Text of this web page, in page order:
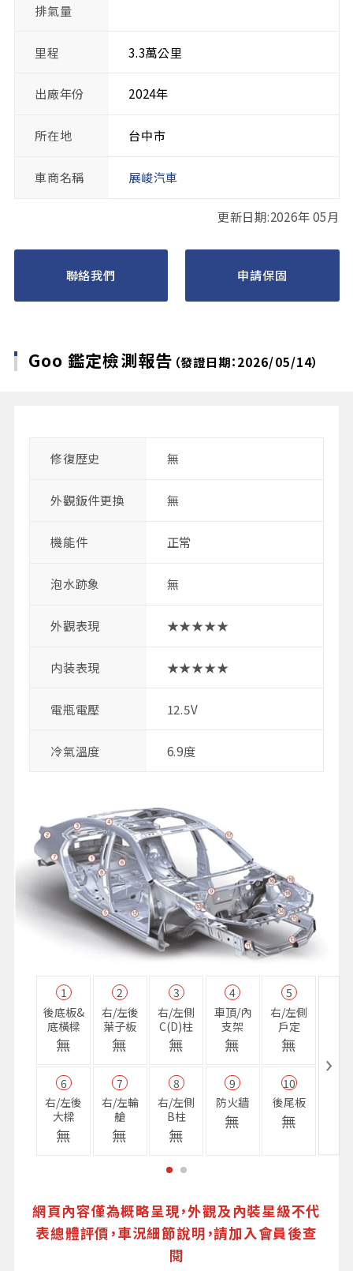
排氣量
里程 3.3萬公里
出廠年份 2024年
所在地 台中市
車商名稱 展峻汽車
更新日期:2026年 05月
聯絡我們 申請保固
Goo 鑑定檢測報告 （發證日期：2026/05/14）
修復歴史 無
外觀鈑件更換 無
機能件 正常
泡水跡象 無
外觀表現 ★★★★★
内装表現 ★★★★★
電瓶電壓 12.5V
冷氣溫度 6.9度
1
後底板&
底橫樑
無
2
右/左後
葉子板
無
3
右/左側
C(D)柱
無
4
車頂/內
支架
無
5
右/左側
戶定
無
6
右/左後
大樑
無
7
右/左輪
艙
無
8
右/左側
B柱
無
9
防火牆
無
10
後尾板
無
網頁內容僅為概略呈現，外觀及內裝星級不代
表總體評價，車況細節說明，請加入會員後查
閱